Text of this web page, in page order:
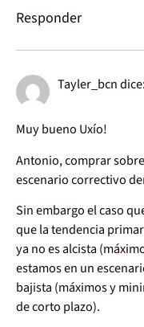
Responder
Tayler_bcndice:
Muy bueno Uxío!
Antonio, comprar
escenario correctivo
Sin embargo el caso
que la tendencia
ya no es alcista
estamos en un
bajista (máximos y
de corto plazo).